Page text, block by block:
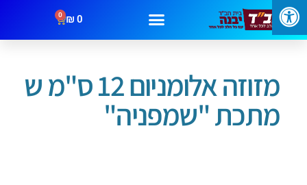
0
₪
0
עמוד הבית/בתי מזוזה / מזוזה אלומניום 12 ס"מ ש מתכת "שמפניה"
מזוזה אלומניום 12 ס"מ ש
מתכת "שמפניה"